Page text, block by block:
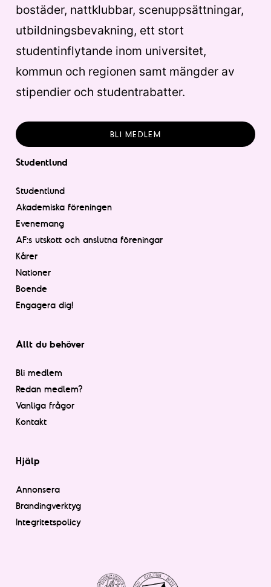
bostäder, nattklubbar, scenuppsättningar,
utbildningsbevakning, ett stort
studentinflytande inom universitet,
kommun och regionen samt mängder av
stipendier och studentrabatter.
BLI MEDLEM
Studentlund
Studentlund
Akademiska föreningen
Evenemang
AF:s utskott och anslutna föreningar
Kårer
Nationer
Boende
Engagera dig!
Allt du behöver
Bli medlem
Redan medlem?
Vanliga frågor
Kontakt
Hjälp
Annonsera
Brandingverktyg
Integritetspolicy